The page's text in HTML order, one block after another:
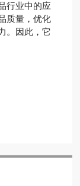
行业中的应
质量，优化
。因此，它